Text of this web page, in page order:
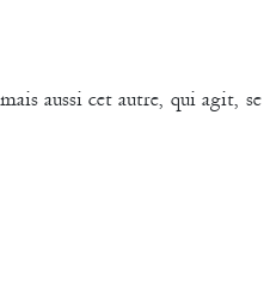
aussi cet autre, qui agit,